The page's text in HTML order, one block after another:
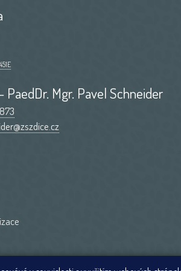
PaedDr. Mgr. Pavel Schneider